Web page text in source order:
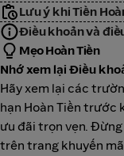
Lưu ý khi Tiền
Điều khoản và
Mẹo Hoàn Tiền
Nhớ xem lại Điều
Hãy xem lại các
hạn Hoàn Tiền trước
ưu đãi trọn vẹn.
trên trang khuyến